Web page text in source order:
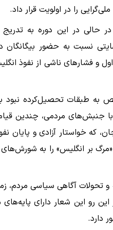
را در اولویت قرار داد.
حالی در این دوره به
نسبت به حضور بیگانگان
فشارهای ناشی از نفوذ
به طبقات تحصیل‌کرده
جنبش‌های مردمی، چندین
که خواستار آزادی و پایان
بر انگلیس» را به شورش‌های
تحولات آگاهی سیاسی مردم،
رو این شعار دارای
دارد.